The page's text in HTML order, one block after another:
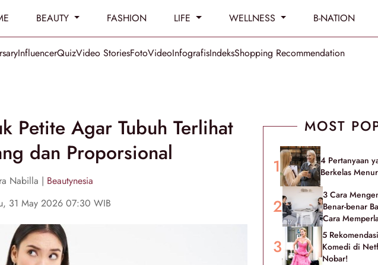
BEAUTY FASHION LIFE WELLNESS B-NATION
InfluencerQuizVideo StoriesFotoVideoInfografisIndeksShopping Recommendation
Petite Agar Tubuh Terlihat
dan Proporsional
Nabilla | Beautynesia
31 May 2026 07:30 WIB
MOST
4 Pertanyaan
Berkelas
3 Cara
Benar-benar
Cara
5
Komedi di
Nobar!